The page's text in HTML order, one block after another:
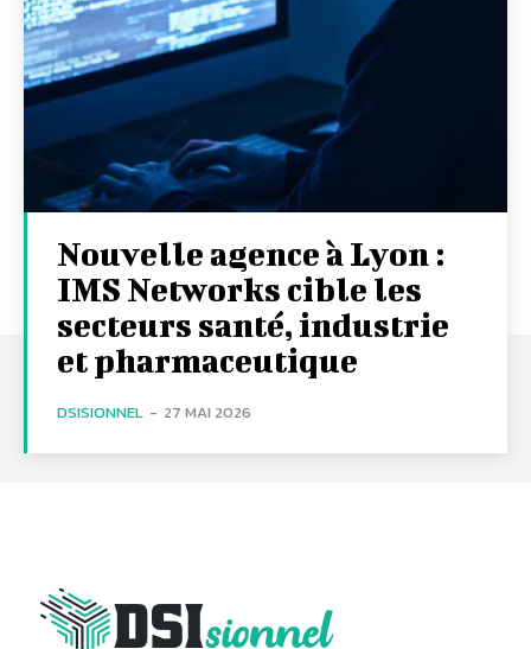
Nouvelle agence à Lyon :
IMS Networks cible les
secteurs santé, industrie
et pharmaceutique
DSISIONNEL - 27 MAI 2026